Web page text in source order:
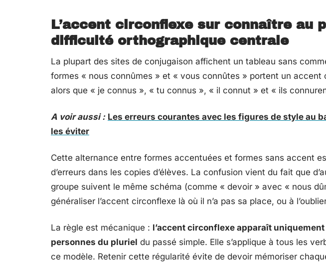
L’accent circonflexe sur connaître au
difficulté orthographique centrale
La plupart des sites de conjugaison affichent un tableau sans
formes « nous connûmes » et « vous connûtes » portent un accent
alors que « je connus », « tu connus », « il connut » et « ils
A voir aussi : Les erreurs courantes avec les figures de style au
les éviter
Cette alternance entre formes accentuées et formes sans accent
d’erreurs dans les copies d’élèves. La confusion vient du fait que
groupe suivent le même schéma (comme « devoir » avec « nous
généraliser l’accent circonflexe là où il n’a pas sa place, ou à
La règle est mécanique : l’accent circonflexe apparaît
personnes du pluriel du passé simple. Elle s’applique à tous les
ce modèle. Retenir cette régularité évite de devoir mémoriser